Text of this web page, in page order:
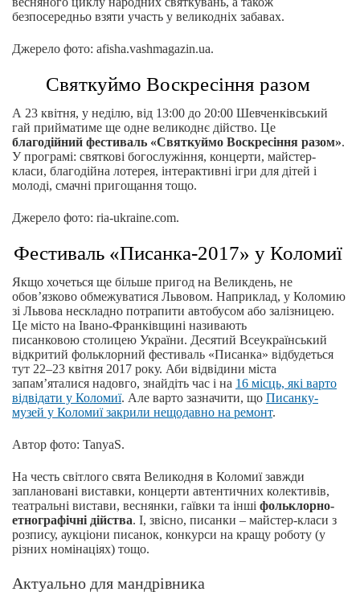
безпосередньо взяти участь у великодніх забавах.
Джерело фото: afisha.vashmagazin.ua.
Святкуймо Воскресіння разом
А 23 квітня, у неділю, від 13:00 до 20:00 Шевченківський
гай прийматиме ще одне великоднє дійство. Це
благодійний фестиваль «Святкуймо Воскресіння разом».
У програмі: святкові богослужіння, концерти, майстер-
класи, благодійна лотерея, інтерактивні ігри для дітей і
молоді, смачні пригощання тощо.
Джерело фото: ria-ukraine.com.
Фестиваль «Писанка-2017» у Коломиї
Якщо хочеться ще більше пригод на Великдень, не
обов’язково обмежуватися Львовом. Наприклад, у Коломию
зі Львова нескладно потрапити автобусом або залізницею.
Це місто на Івано-Франківщині називають
писанковою столицею України. Десятий Всеукраїнський
відкритий фольклорний фестиваль «Писанка» відбудеться
тут 22–23 квітня 2017 року. Аби відвідини міста
запам’яталися надовго, знайдіть час і на 16 місць, які варто
відвідати у Коломиї. Але варто зазначити, що Писанку-
музей у Коломиї закрили нещодавно на ремонт.
Автор фото: TanyaS.
На честь світлого свята Великодня в Коломиї завжди
заплановані виставки, концерти автентичних колективів,
театральні вистави, веснянки, гаївки та інші фольклорно-
етнографічні дійства. І, звісно, писанки – майстер-класи з
розпису, аукціони писанок, конкурси на кращу роботу (у
різних номінаціях) тощо.
Актуально для мандрівника